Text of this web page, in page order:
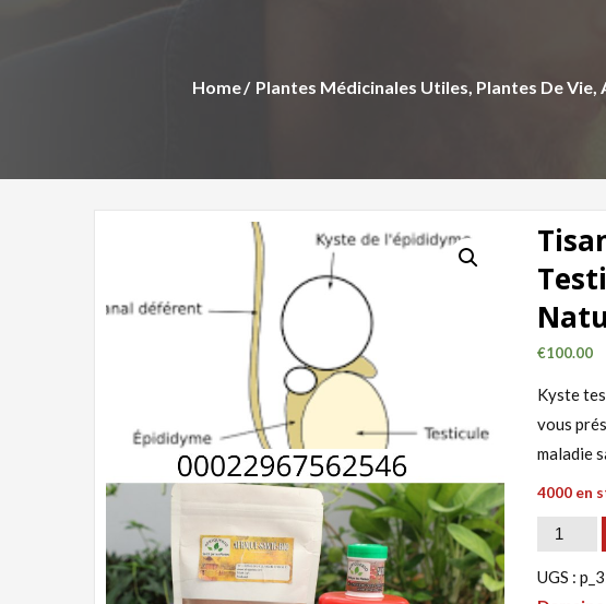
Home Plantes Médicinales Utiles, Plantes De
€100.00
Kyste
vous
maladie
4000 en
quantité
Tisane
UGS :